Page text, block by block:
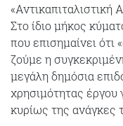
Στο ίδιο μήκος
που επισημαίνει
ζούμε η
μεγάλη δημόσια
χρησιμότητας έργου
κυρίως της ανάγκες